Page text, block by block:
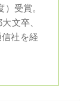
受賞。
文卒、
社を経